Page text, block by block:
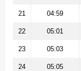
21 04:59
22 05:01
23 05:03
24 05:05